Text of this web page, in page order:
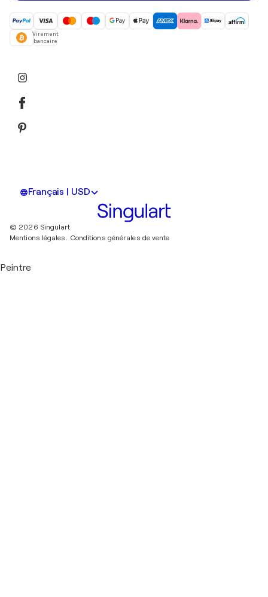
Virement
bancaire
Français | USD
© 2026 Singulart
Mentions légales. Conditions générales de vente
Peintre